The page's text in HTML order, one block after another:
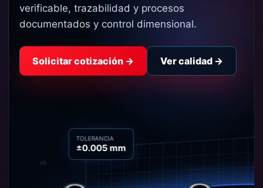
verificable, trazabilidad y procesos
documentados y control dimensional.
Solicitar cotización → Ver calidad →
TOLERANCIA
±0.005 mm